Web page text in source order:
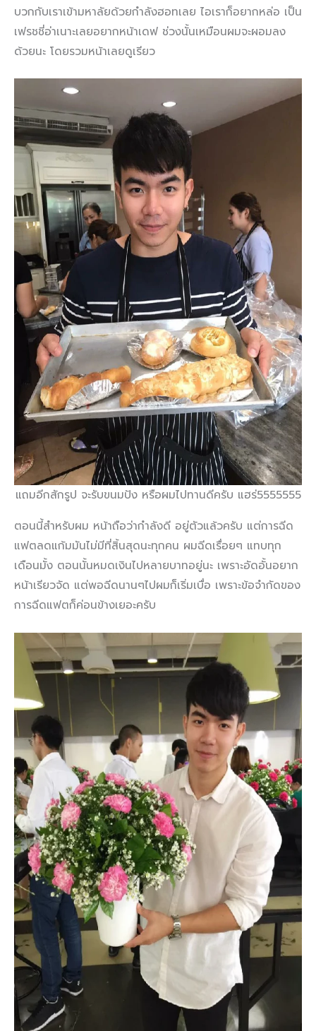
บวกกับเราเข้ามหาลัยด้วยกำลังฮอทเลย ไอเราก็อยากหล่อ เป็น
เฟรชชี่อ่าเนาะเลยอยากหน้าเดฟ ช่วงนั้นเหมือนผมจะผอมลง
ด้วยนะ โดยรวมหน้าเลยดูเรียว
แถมอีกสักรูป จะรับขนมปัง หรือผมไปทานดีครับ แฮร่5555555
ตอนนี้สำหรับผม หน้าถือว่ากำลังดี อยู่ตัวแล้วครับ แต่การฉีด
แฟตลดแก้มมันไม่มีที่สิ้นสุดนะทุกคน ผมฉีดเรื่อยๆ แทบทุก
เดือนมั้ง ตอนนั้นหมดเงินไปหลายบาทอยู่นะ เพราะอัดอั้นอยาก
หน้าเรียวจัด แต่พอฉีดนานๆไปผมก็เริ่มเบื่อ เพราะข้อจำกัดของ
การฉีดแฟตก็ค่อนข้างเยอะครับ